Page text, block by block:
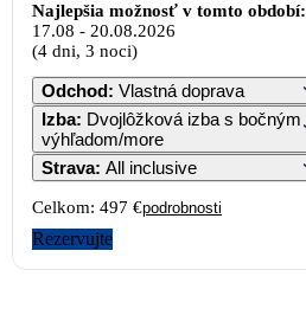
Najlepšia možnosť v tomto období:
17.08 - 20.08.2026
(4 dni, 3 noci)
Odchod: Vlastná doprava
Izba: Dvojlôžková izba s bočným
výhľadom/more
Strava: All inclusive
Celkom: 497 €podrobnosti
Rezervujte